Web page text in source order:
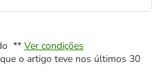
** Ver condições
o artigo teve nos últimos 30